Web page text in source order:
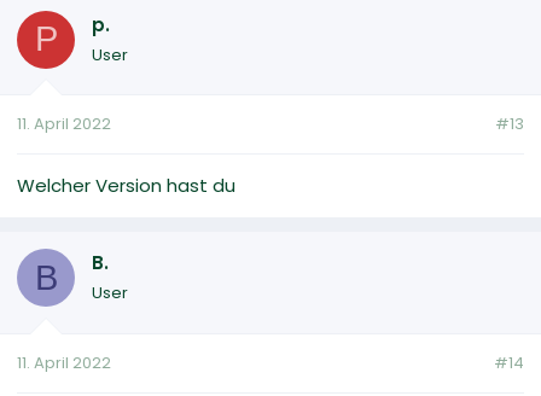
P p.
User
11. April 2022 #13
Welcher Version hast du
B B.
User
11. April 2022 #14